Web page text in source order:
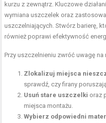
kurzu z zewnątrz. Kluczowe
wymiana uszczelek oraz
uszczelniających. Stwórz barierę,
również poprawi efektywność
Przy uszczelnieniu zwróć uwagę
Zlokalizuj miejsca
sprawdź, czy firany
Usuń stare uszczelki oraz
miejsca montażu.
Wybierz odpowiedni